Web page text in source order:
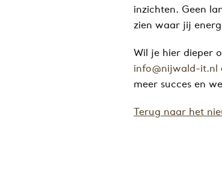
inzichten. Geen
zien waar jij
Wil je hier dieper
info@nijwald-it.nl
meer succes en
Terug naar het